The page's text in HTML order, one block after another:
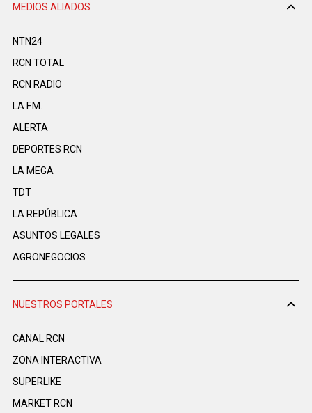
MEDIOS ALIADOS
NTN24
RCN TOTAL
RCN RADIO
LA F.M.
ALERTA
DEPORTES RCN
LA MEGA
TDT
LA REPÚBLICA
ASUNTOS LEGALES
AGRONEGOCIOS
NUESTROS PORTALES
CANAL RCN
ZONA INTERACTIVA
SUPERLIKE
MARKET RCN